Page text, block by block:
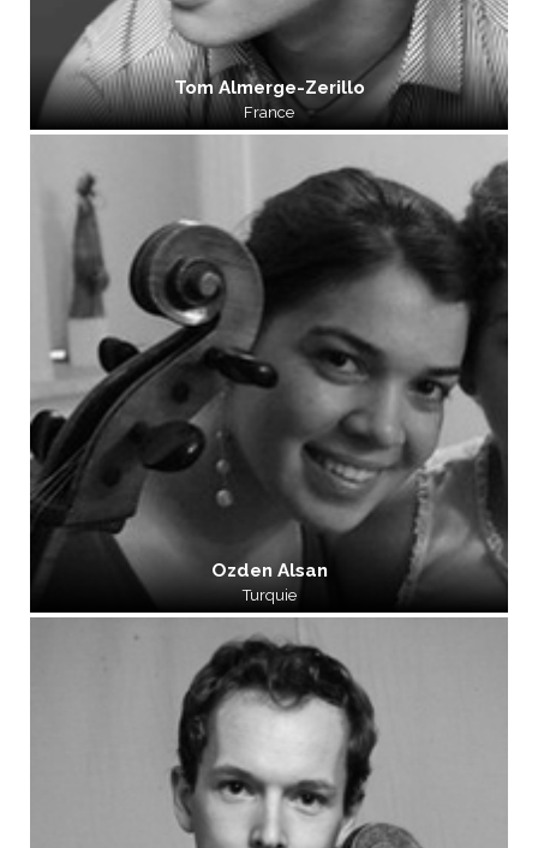
Tom Almerge-Zerillo
France
Ozden Alsan
Turquie